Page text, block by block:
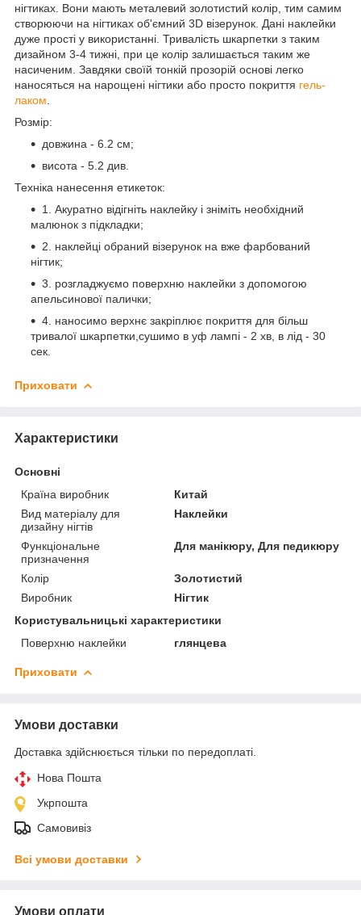
нігтиках. Вони мають металевий золотистий колір, тим самим
створюючи на нігтиках об'ємний 3D візерунок. Дані наклейки
дуже прості у використанні. Тривалість шкарпетки з таким
дизайном 3-4 тижні, при це колір залишається таким же
насиченим. Завдяки своїй тонкій прозорій основі легко
наносяться на нарощені нігтики або просто покриття гель-
лаком
Розмір:
довжина - 6.2 см;
висота - 5.2 див.
Техніка нанесення етикеток:
1. Акуратно відігніть наклейку і зніміть необхідний
малюнок з підкладки;
2. наклейці обраний візерунок на вже фарбований
нігтик;
3. розгладжуємо поверхню наклейки з допомогою
апельсинової палички;
4. наносимо верхнє закріплює покриття для більш
тривалої шкарпетки,сушимо в уф лампі - 2 хв, в лід - 30
сек.
Приховати
Характеристики
Основні
Країна виробник
Китай
Вид матеріалу для
дизайну нігтів
Наклейки
Функціональне
призначення
Для манікюру, Для педикюру
Колір
Золотистий
Виробник
Нігтик
Користувальницькі характеристики
Поверхню наклейки
глянцева
Приховати
Умови доставки
Доставка здійснюється тільки по передоплаті.
Нова Пошта
Укрпошта
Самовивіз
Всі умови доставки
Умови оплати